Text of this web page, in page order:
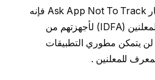
عندما يختار المستخدم خيار Ask App Not To Track فإنه
يقوم بإخفاء رقم معرّف المعلنين (IDFA) لأجهزتهم من
لن يتمكن مطوري التطبيقات
للمعلنين .